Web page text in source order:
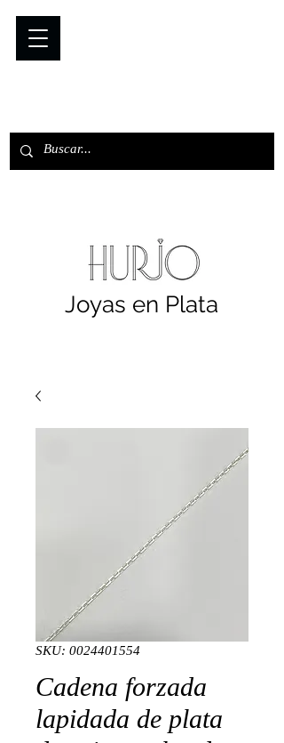
Joyas en Plata
SKU: 0024401554
Cadena forzada
lapidada de plata